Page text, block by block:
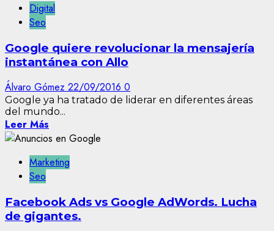
Digital
Seo
Google quiere revolucionar la mensajería
instantánea con Allo
Álvaro Gómez 22/09/2016 0
Google ya ha tratado de liderar en diferentes áreas
del mundo...
Leer Más
Marketing
Seo
Facebook Ads vs Google AdWords. Lucha
de gigantes.